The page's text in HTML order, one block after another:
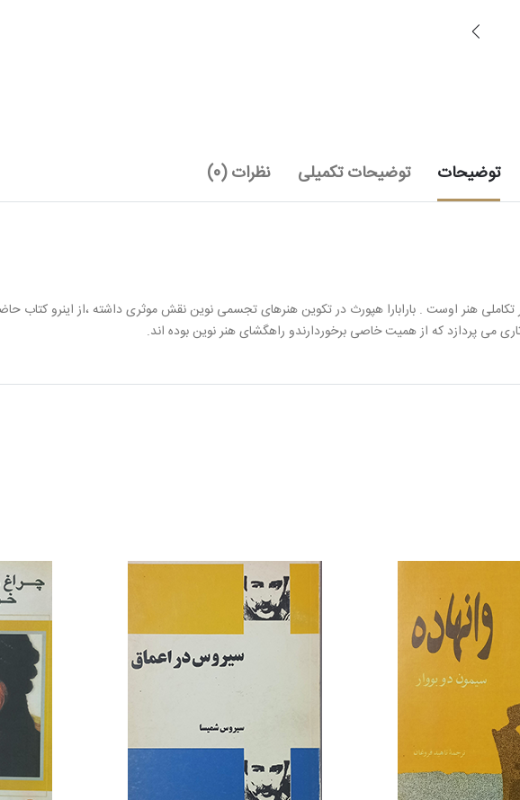
توضیحات توضیحات تکمیلی نظرات (0)
تکاملی هنر اوست . بارابارا هپورث در تکوین هنرهای تجسمی نوین نقش موثری داشته ،از اینرو کتاب
می پردازد که از همیت خاصی برخوردارندو راهگشای هنر نوین بوده اند.